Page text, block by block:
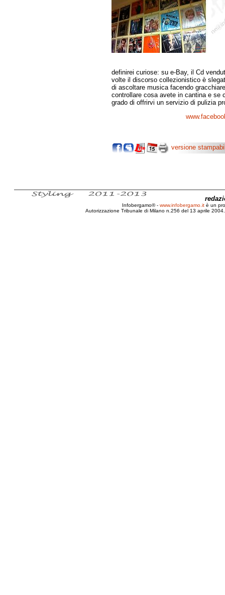
definirei curiose: su e-Bay, il Cd
volte il discorso collezionistico è
di ascoltare musica facendo
controllare cosa avete in cantina e se
grado di offrirvi un servizio di pulizia
versione
Infobergamo® - www.infobergamo.it è un
Autorizzazione Tribunale di Milano n.256 del 13 aprile